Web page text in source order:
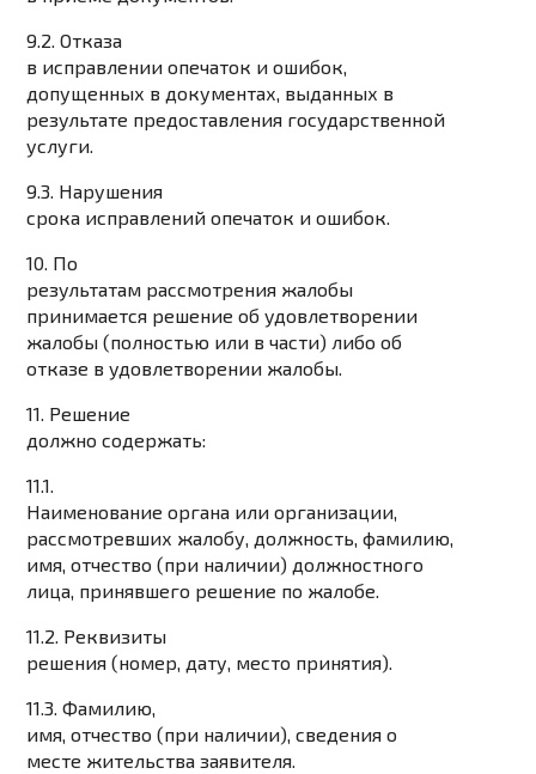
9.2. Отказа
в исправлении опечаток и ошибок,
допущенных в документах, выданных в
результате предоставления государственной
услуги.
9.3. Нарушения
срока исправлений опечаток и ошибок.
10. По
результатам рассмотрения жалобы
принимается решение об удовлетворении
жалобы (полностью или в части) либо об
отказе в удовлетворении жалобы.
11. Решение
должно содержать:
11.1.
Наименование органа или организации,
рассмотревших жалобу, должность, фамилию,
имя, отчество (при наличии) должностного
лица, принявшего решение по жалобе.
11.2. Реквизиты
решения (номер, дату, место принятия).
11.3. Фамилию,
имя, отчество (при наличии), сведения о
месте жительства заявителя.